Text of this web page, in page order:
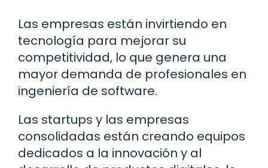
Las empresas están invirtiendo en
tecnología para mejorar su
competitividad, lo que genera una
mayor demanda de profesionales en
ingeniería de software.
Las startups y las empresas
consolidadas están creando equipos
dedicados a la innovación y al